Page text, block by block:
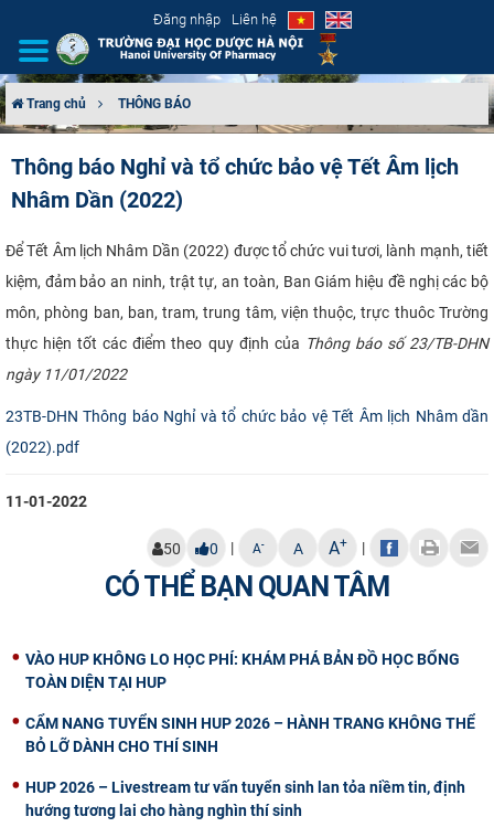
Đăng nhập Liên hệ
CƠ CẤU TỔ CHỨC
TUYỂN SINH
ĐÀO TẠO
ĐẢM BẢO CHẤT LƯỢNG
KHOA HỌC CÔNG NGHỆ
Trang chủ THÔNG BÁO
Thông báo Nghỉ và tổ chức bảo vệ Tết Âm lịch
Nhâm Dần (2022)
​Để Tết Âm lịch Nhâm Dần (2022) được tổ chức vui tươi, lành mạnh, tiết
kiệm, đảm bảo an ninh, trật tự, an toàn, Ban Giám hiệu đề nghị các bộ
môn, phòng ban, ban, tram, trung tâm, viện thuộc, trực thuôc Trường
thực hiện tốt các điểm theo quy định của Thông báo số 23/TB-DHN
ngày 11/01/2022
​​23TB-DHN Thông báo Nghỉ và tổ chức bảo vệ Tết Âm lịch Nhâm dần
(2022).pdf
11-01-2022
50 0 | A- A A+ |
CÓ THỂ BẠN QUAN TÂM
VÀO HUP KHÔNG LO HỌC PHÍ: KHÁM PHÁ BẢN ĐỒ HỌC BỔNG
TOÀN DIỆN TẠI HUP
CẨM NANG TUYỂN SINH HUP 2026 – HÀNH TRANG KHÔNG THỂ
BỎ LỠ DÀNH CHO THÍ SINH
HUP 2026 – Livestream tư vấn tuyển sinh lan tỏa niềm tin, định
hướng tương lai cho hàng nghìn thí sinh